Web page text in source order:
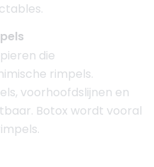
die
rimpels.
voorhoofdslijnen en
Botox wordt vooral